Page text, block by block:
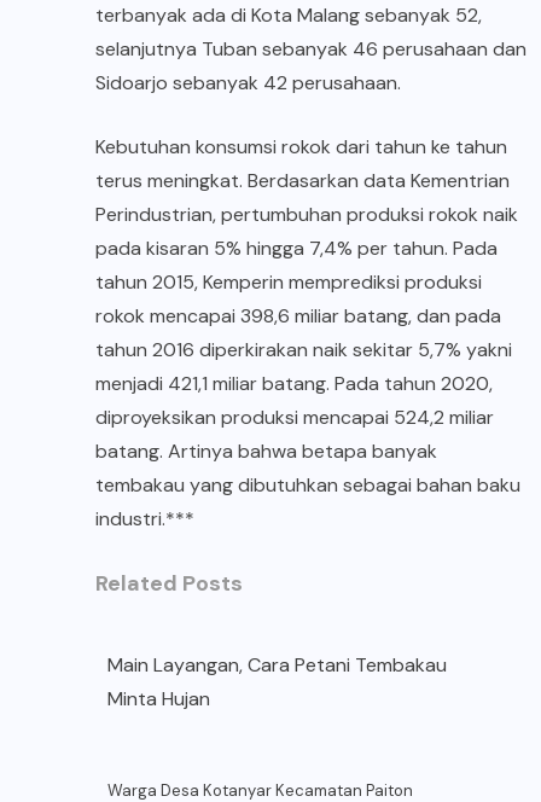
terbanyak ada di Kota Malang sebanyak 52,
selanjutnya Tuban sebanyak 46 perusahaan dan
Sidoarjo sebanyak 42 perusahaan.
Kebutuhan konsumsi rokok dari tahun ke tahun
terus meningkat. Berdasarkan data Kementrian
Perindustrian, pertumbuhan produksi rokok naik
pada kisaran 5% hingga 7,4% per tahun. Pada
tahun 2015, Kemperin memprediksi produksi
rokok mencapai 398,6 miliar batang, dan pada
tahun 2016 diperkirakan naik sekitar 5,7% yakni
menjadi 421,1 miliar batang. Pada tahun 2020,
diproyeksikan produksi mencapai 524,2 miliar
batang. Artinya bahwa betapa banyak
tembakau yang dibutuhkan sebagai bahan baku
industri.***
Related Posts
Main Layangan, Cara Petani Tembakau
Minta Hujan
Warga Desa Kotanyar Kecamatan Paiton